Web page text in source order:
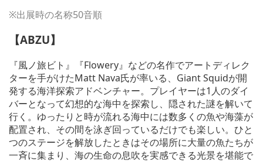
※出展時の名称50音順
【ABZU】
『風ノ旅ビト』『Flowery』などの名作でアートディレク
ターを手がけたMatt Nava氏が率いる、Giant Squidが開
発する海洋探索アドベンチャー。プレイヤーは1人のダイ
バーとなって幻想的な海中を探索し、隠された謎を解いて
行く。ゆったりと時が流れる海中には数多くの魚や海藻が
配置され、その間を泳ぎ回っているだけでも楽しい。ひと
つのステージを解放したときはその場所に大量の魚たちが
一斉に集まり、海の生命の息吹を実感できる光景を堪能で